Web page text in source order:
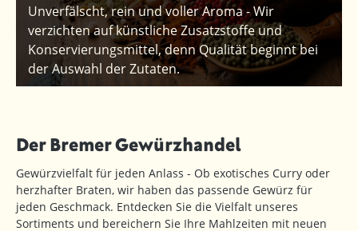
Unverfälscht, rein und voller Aroma - Wir
verzichten auf künstliche Zusatzstoffe und
Konservierungsmittel, denn Qualität beginnt bei
der Auswahl der Zutaten.
Der Bremer Gewürzhandel
Gewürzvielfalt für jeden Anlass - Ob exotisches Curry oder
herzhafter Braten, wir haben das passende Gewürz für
jeden Geschmack. Entdecken Sie die Vielfalt unseres
Sortiments und bereichern Sie Ihre Mahlzeiten mit neuen